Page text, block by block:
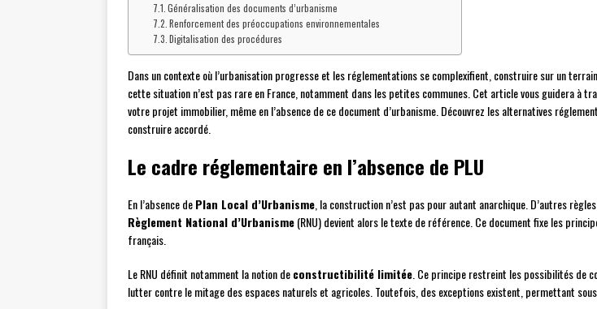
Généralisation des documents d’urbanisme
Renforcement des préoccupations environnementales
Digitalisation des procédures
Dans un contexte où l’urbanisation progresse et les réglementations se complexifient, construire sur un
cette situation n’est pas rare en France, notamment dans les petites communes. Cet article vous guidera
votre projet immobilier, même en l’absence de ce document d’urbanisme. Découvrez les alternatives
construire accordé.
Le cadre réglementaire en l’absence de PLU
En l’absence dePlan Local d’Urbanisme , la construction n’est pas pour autant anarchique. D’autres
Règlement National d’Urbanisme(RNU) devient alors le texte de référence. Ce document fixe les
français.
Le RNU définit notamment la notion deconstructibilité limitée . Ce principe restreint les possibilités de
lutter contre le mitage des espaces naturels et agricoles. Toutefois, des exceptions existent, permettant